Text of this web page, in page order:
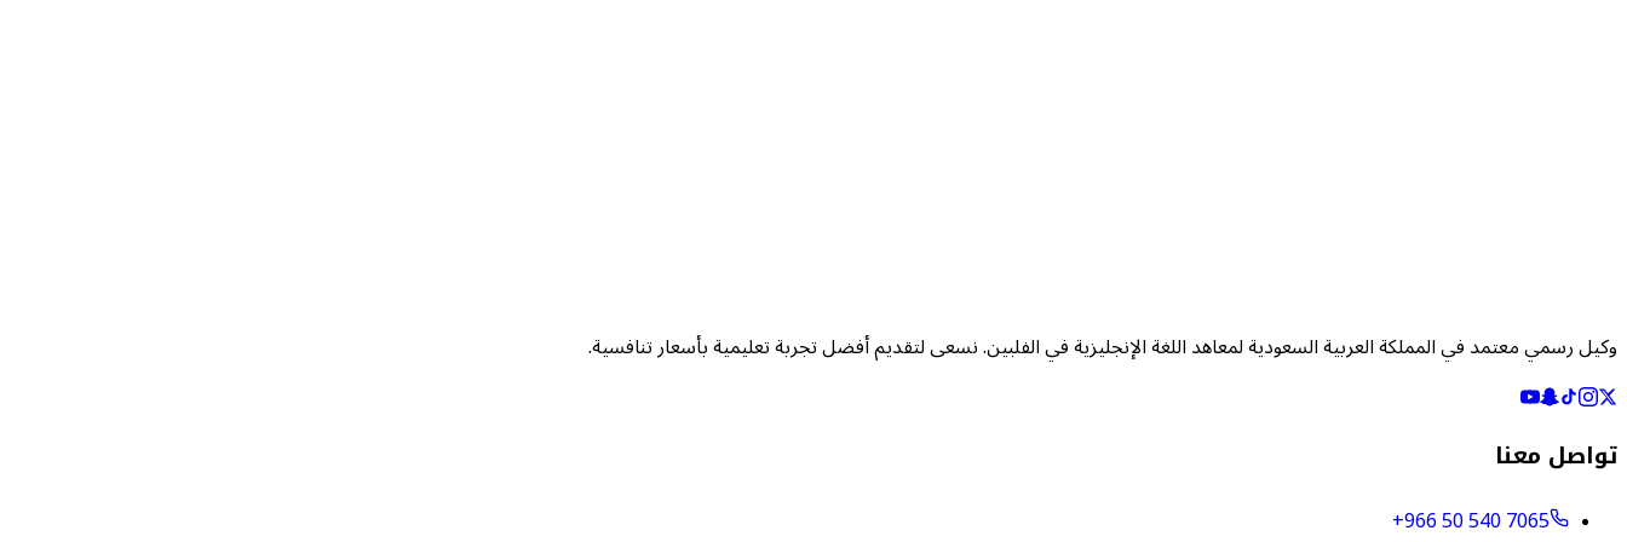
وكيل رسمي معتمد في المملكة العربية السعودية لمعاهد اللغة الإنجليزية في الفلبين. نسعى لتقديم أفضل تجربة تعليمية بأسعار تنافسية.
تواصل معنا
+966 50 540 7065